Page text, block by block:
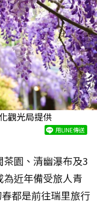
觀光局提供
用LINE傳送
園、清幽瀑布及3
近年備受旅人青
都是前往瑞里旅行